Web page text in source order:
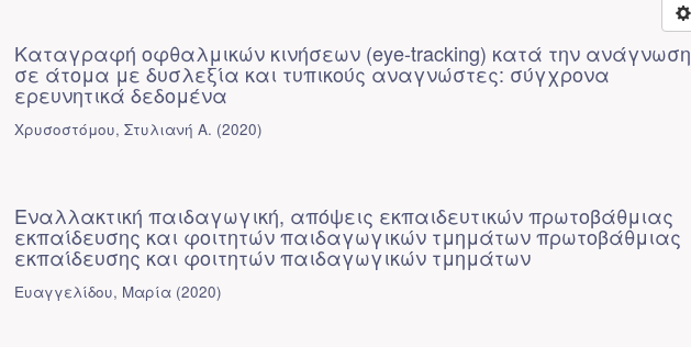
Καταγραφή οφθαλμικών κινήσεων (eye-tracking) κατά την ανάγνωση
σε άτομα με δυσλεξία και τυπικούς αναγνώστες: σύγχρονα
ερευνητικά δεδομένα
Χρυσοστόμου, Στυλιανή Α. (2020)
Εναλλακτική παιδαγωγική, απόψεις εκπαιδευτικών πρωτοβάθμιας
εκπαίδευσης και φοιτητών παιδαγωγικών τμημάτων πρωτοβάθμιας
εκπαίδευσης και φοιτητών παιδαγωγικών τμημάτων
Ευαγγελίδου, Μαρία (2020)